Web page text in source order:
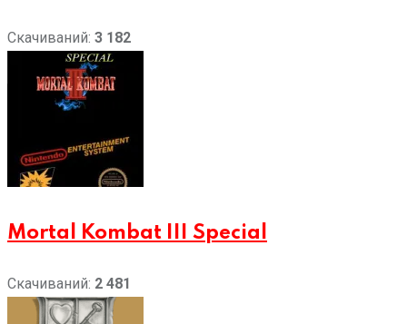
Скачиваний: 3 182
Mortal Kombat III Special
Скачиваний: 2 481